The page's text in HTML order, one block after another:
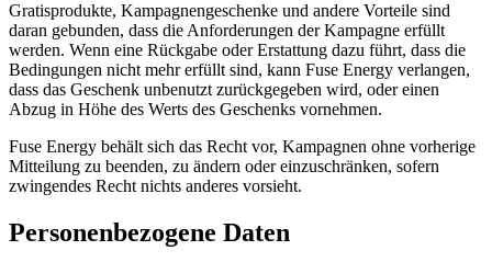
Gratisprodukte, Kampagnengeschenke und andere Vorteile sind
daran gebunden, dass die Anforderungen der Kampagne erfüllt
werden. Wenn eine Rückgabe oder Erstattung dazu führt, dass die
Bedingungen nicht mehr erfüllt sind, kann Fuse Energy verlangen,
dass das Geschenk unbenutzt zurückgegeben wird, oder einen
Abzug in Höhe des Werts des Geschenks vornehmen.
Fuse Energy behält sich das Recht vor, Kampagnen ohne vorherige
Mitteilung zu beenden, zu ändern oder einzuschränken, sofern
zwingendes Recht nichts anderes vorsieht.
Personenbezogene Daten